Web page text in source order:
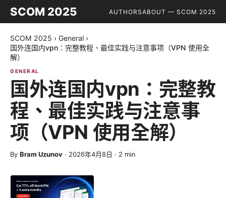
SCOM 2025 AUTHORSABOUT — SCOM 2025
SCOM 2025 › General ›
国外连国内vpn：完整教程、最佳实践与注意事项（VPN 使用全
解）
GENERAL
国外连国内vpn：完整教
程、最佳实践与注意事
项（VPN 使用全解）
By Bram Uzunov · 2026年4月8日 · 2 min